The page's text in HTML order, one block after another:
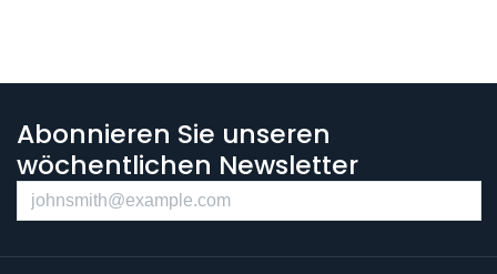
Abonnieren Sie unseren
wöchentlichen Newsletter